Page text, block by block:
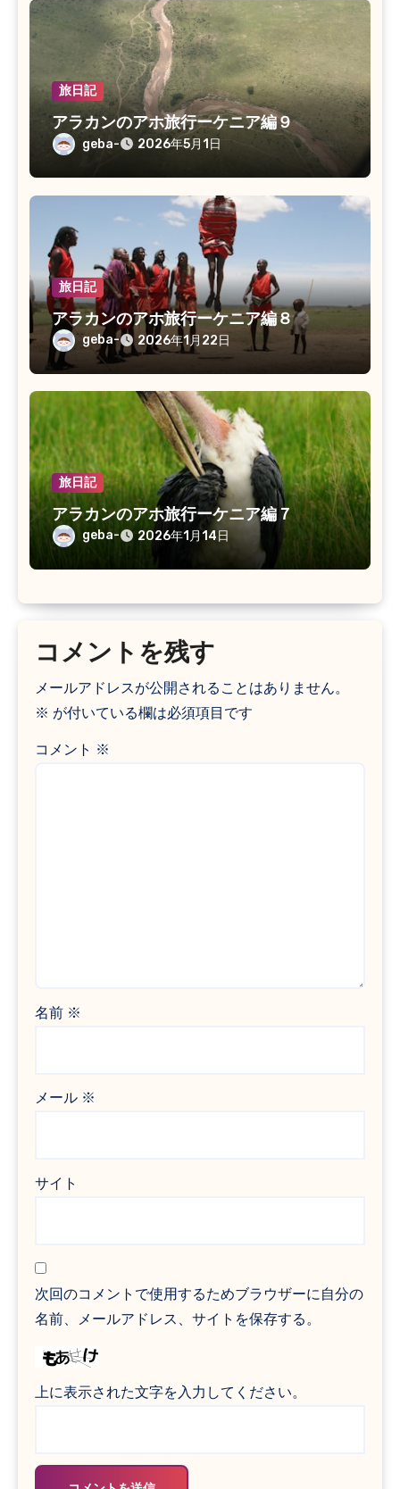
旅日記
アラカンのアホ旅行ーケニア編９
geba- 2026年5月1日
旅日記
アラカンのアホ旅行ーケニア編８
geba- 2026年1月22日
旅日記
アラカンのアホ旅行ーケニア編７
geba- 2026年1月14日
コメントを残す
メールアドレスが公開されることはありません。
※ が付いている欄は必須項目です
コメント ※
名前 ※
メール ※
サイト
次回のコメントで使用するためブラウザーに自分の
名前、メールアドレス、サイトを保存する。
上に表示された文字を入力してください。